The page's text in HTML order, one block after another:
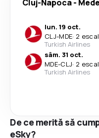
Cluj-Napoca-
lun. 19 oct.
CLJ-MDE· 2
Turkish Airlines
sâm. 31 oct.
MDE-CLJ· 2
Turkish Airlines
De ce merită să
eSky?